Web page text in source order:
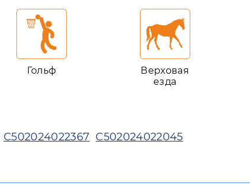
Гольф
Верховая
езда
С502024022367 С502024022045